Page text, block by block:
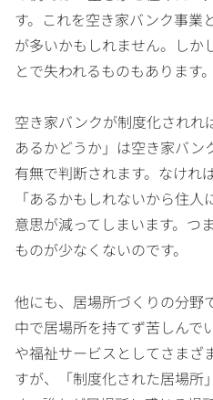
す。これを空き家バンク事業
が多いかもしれません。しか
とで失われるものもあります。
空き家バンクが制度化されれ
あるかどうか」は空き家バン
有無で判断されます。なけれ
「あるかもしれないから住
意思が減ってしまいます。つ
ものが少なくないのです。
他にも、居場所づくりの分野
中で居場所を持てず苦しんで
や福祉サービスとしてさまざ
すが、「制度化された居場所